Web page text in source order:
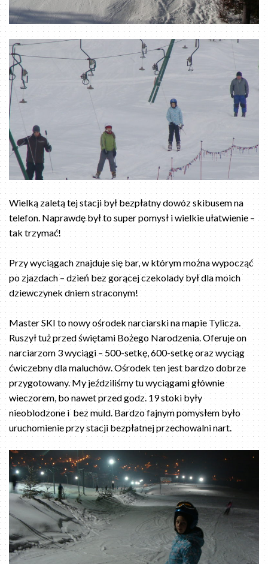
Wielką zaletą tej stacji był bezpłatny dowóz skibusem na
telefon. Naprawdę był to super pomysł i wielkie ułatwienie –
tak trzymać!
Przy wyciągach znajduje się bar, w którym można wypocząć
po zjazdach – dzień bez gorącej czekolady był dla moich
dziewczynek dniem straconym!
Master SKI to nowy ośrodek narciarski na mapie Tylicza.
Ruszył tuż przed świętami Bożego Narodzenia. Oferuje on
narciarzom 3 wyciągi – 500-setkę, 600-setkę oraz wyciąg
ćwiczebny dla maluchów. Ośrodek ten jest bardzo dobrze
przygotowany. My jeździliśmy tu wyciągami głównie
wieczorem, bo nawet przed godz. 19 stoki były
nieoblodzone i bez muld. Bardzo fajnym pomysłem było
uruchomienie przy stacji bezpłatnej przechowalni nart.